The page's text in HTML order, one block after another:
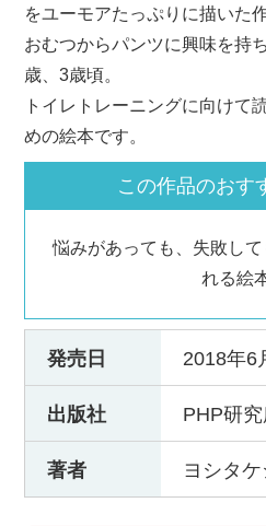
をユーモアたっぷりに描いた
おむつからパンツに興味を持
歳、3歳頃。
トイレトレーニングに向けて
めの絵本です。
この作品のおす
悩みがあっても、失敗し
れる絵
発売日 2018年6
出版社 PHP研
著者 ヨシタ